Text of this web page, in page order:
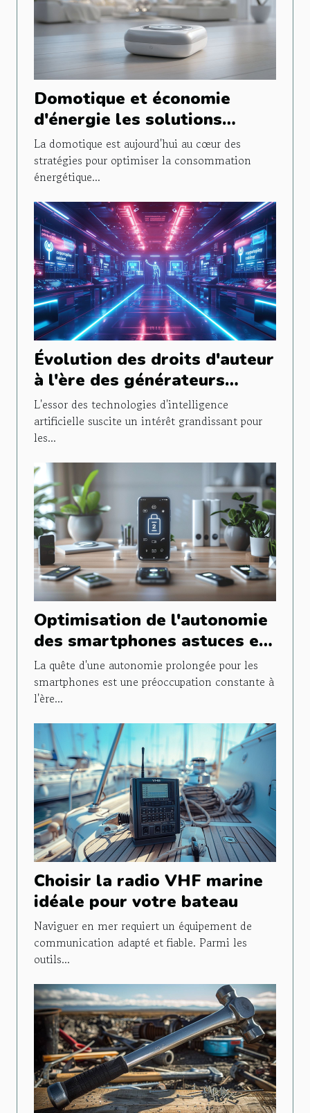
Domotique et économie
d'énergie les solutions
intelligentes pour réduire
votre facture électrique
La domotique est aujourd'hui au cœur des
stratégies pour optimiser la consommation
énergétique...
Évolution des droits d'auteur
à l'ère des générateurs
d'images contrôlés par IA
L'essor des technologies d'intelligence
artificielle suscite un intérêt grandissant pour
les...
Optimisation de l'autonomie
des smartphones astuces et
applications méconnues
La quête d'une autonomie prolongée pour les
smartphones est une préoccupation constante à
l'ère...
Choisir la radio VHF marine
idéale pour votre bateau
Naviguer en mer requiert un équipement de
communication adapté et fiable. Parmi les
outils...